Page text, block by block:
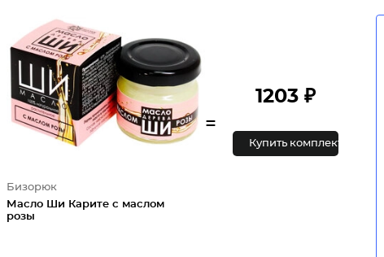
Бизорюк
Масло Ши Карите с маслом
розы
=
1203 ₽
Купить комплект